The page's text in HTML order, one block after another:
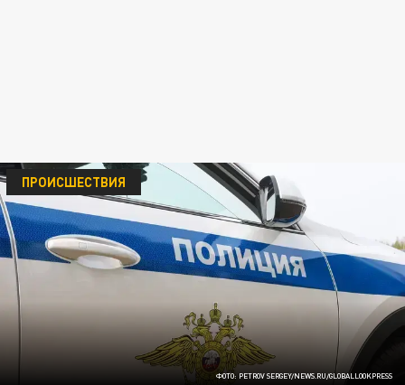
ФОТО: PETROV SERGEY/NEWS.RU/GLOBALLOOKPRESS
ПРОИСШЕСТВИЯ